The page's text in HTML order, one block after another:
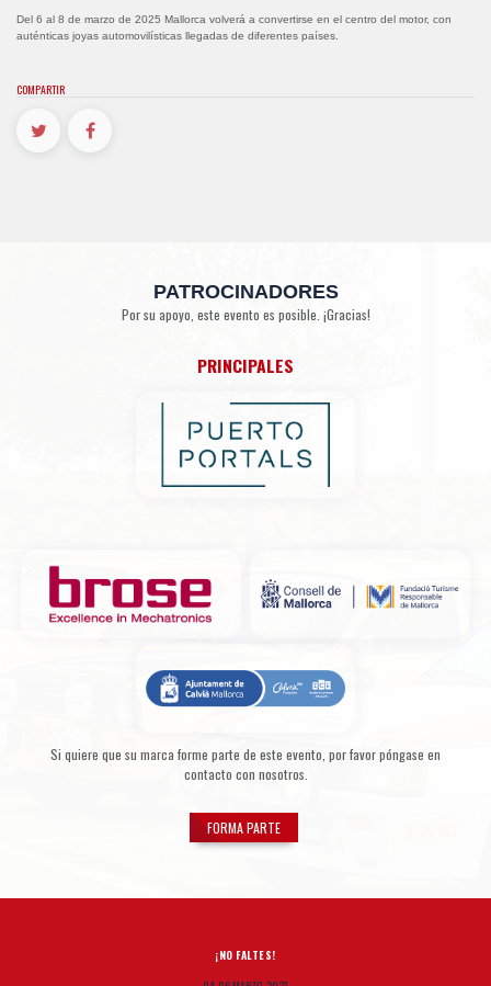
Del 6 al 8 de marzo de 2025 Mallorca volverá a convertirse en el centro del motor, con
auténticas joyas automovilísticas llegadas de diferentes países.
COMPARTIR
PATROCINADORES
Por su apoyo, este evento es posible. ¡Gracias!
PRINCIPALES
Si quiere que su marca forme parte de este evento, por favor póngase en
contacto con nosotros.
FORMA PARTE
¡NO FALTES!